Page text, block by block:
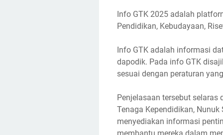
Info GTK 2025 adalah
Pendidikan, Kebudayaan,
Info GTK adalah informasi
dapodik. Pada info GTK
sesuai dengan peraturan
Penjelasaan tersebut selaras
Tenaga Kependidikan,
menyediakan informasi
membantu mereka dalam